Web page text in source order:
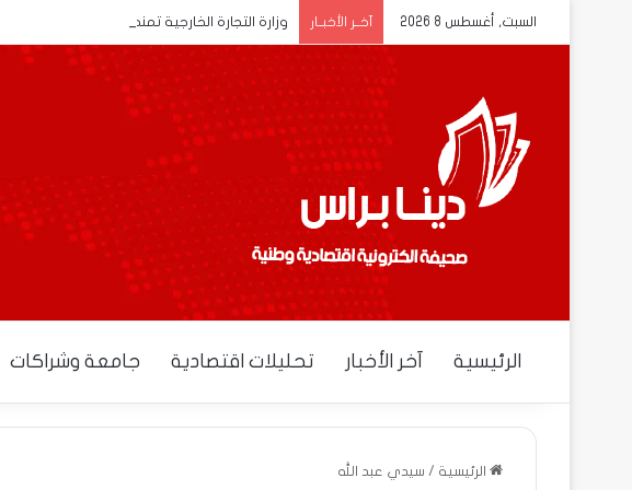
السبت, أغسطس 8 2026 آخــر الأخبــار وزارة التجارة الخارجية تمنح آجالاً إضافية
الرئيسية آخر الأخبار تحليلات اقتصادية جامعة وشراكات
الرئيسية / سيدي عبد الله